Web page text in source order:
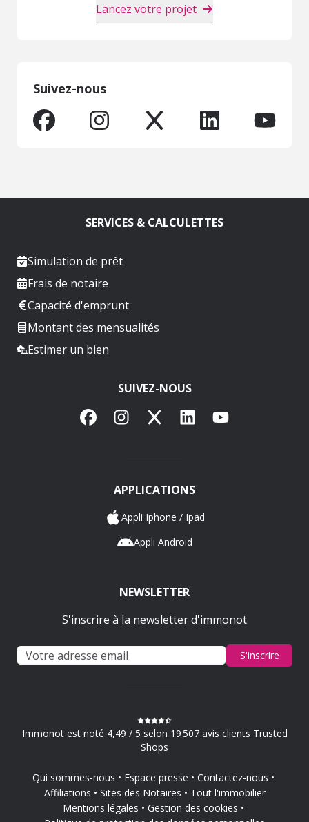
Lancez votre projet
Suivez-nous
SERVICES & CALCULETTES
Simulation de prêt
Frais de notaire
Capacité d'emprunt
Montant des mensualités
Estimer un bien
SUIVEZ-NOUS
FacebookInstagram
X LinkedInYouTube
APPLICATIONS
Appli Iphone / Ipad
Appli Android
NEWSLETTER
S'inscrire à la newsletter d'immonot
S'inscrire
Immonot est noté 4,49 / 5 selon 19 507 avis clients Trusted
Shops
Qui sommes-nous Espace presse
Contactez-nous
Affiliations
Sites des Notaires
Tout l'immobilier
Mentions légales
Gestion des cookies